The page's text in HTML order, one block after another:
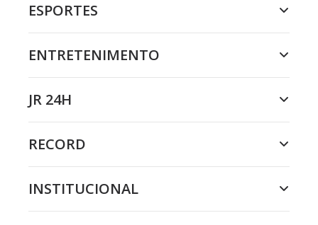
ESPORTES
ENTRETENIMENTO
JR 24H
RECORD
INSTITUCIONAL